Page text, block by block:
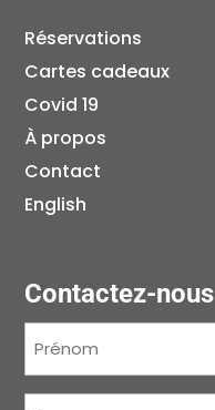
Réservations
Cartes cadeaux
Covid 19
À propos
Contact
English
Contactez-nous